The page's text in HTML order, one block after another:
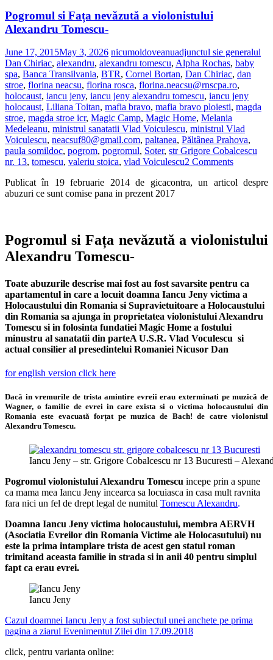
Pogromul si Fața nevăzută a violonistului
Alexandru Tomescu-
June 17, 2015May 3, 2026 nicumoldoveanuadjunctul sie generalul
Dan Chiriac, alexandru, alexandru tomescu, Alpha Rochas, baby
spa, Banca Transilvania, BTR, Cornel Bortan, Dan Chiriac, dan
stroe, florina neacsu, florina rosca, florina.neacsu@rnscpa.ro,
holocaust, iancu jeny, iancu jeny alexandru tomescu, iancu jeny
holocaust, Liliana Toitan, mafia bravo, mafia bravo ploiesti, magda
stroe, magda stroe icr, Magic Camp, Magic Home, Melania
Medeleanu, ministrul sanatatii Vlad Voiculescu, ministrul Vlad
Voiculescu, neacsuf80@gmail.com, paltanea, Păltânea Prahova,
paula somildoc, pogrom, pogromul, Soter, str Grigore Cobalcescu
nr. 13, tomescu, valeriu stoica, vlad Voiculescu2 Comments
Publicat în 19 februarie 2014 de gicacontra, un articol despre
abuzuri ce sunt comise pana in prezent 2017
Pogromul si Fața nevăzută a violonistului
Alexandru Tomescu-
Toate abuzurile descrise mai fost au fost savarsite pentru ca
apartamentul in care a locuit doamna Iancu Jeny victima a
Holocaustului din Romania si Supravietuitoare a Holocaustului
din Romania sa ajunga in proprietatea violonistului Alexandru
Tomescu si in folosinta fundatiei Magic Home a fostului
minustru al sanatatii din parteA U.S.R. Vlad Voculescu si
actual consilier al presedintelui Romaniei Nicusor Dan
for english version click here
Dacă in vremurile de trista amintire evreii erau exterminati pe muzică de
Wagner, o familie de evrei in care exista si o victima holocaustului din
Romania este evacuată forțat pe muzica de Bach! de catre violonistul
Alexandru Tomescu.
Iancu Jeny – str. Grigore Cobalcescu nr 13 Bucuresti –
Pogromul violonistului Alexandru Tomescu incepe prin a spune
ca mama mea Iancu Jeny incearca sa locuiasca in casa mult ravnita
fara nici un fel de drept legal de numitul Tomescu Alexandru.
Doamna Iancu Jeny victima holocaustului, membra AERVH
(Asociatia Evreilor din Romania Victime ale Holocasutului) nu
este la prima intamplare trista de acest gen statul roman
trimitand aceasta familie in strada si in anii 40 pentru simplul
fapt ca erau evrei.
Iancu Jeny
Cazul doamnei Iancu Jeny a fost subiectul unei anchete pe prima
pagina a ziarul Evenimentul Zilei din 17.09.2018
click, pentru varianta online: